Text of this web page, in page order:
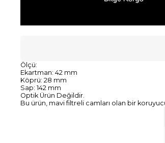
Ölçü:
Ekartman: 42 mm
Köprü: 28 mm
Sap: 142 mm
Optik Ürün Değildir.
Bu ürün, mavi filtreli camları olan bir